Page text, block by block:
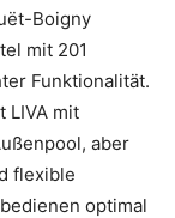
Boigny
mit 201
Funktionalität.
LIVA mit
aber
flexible
optimal